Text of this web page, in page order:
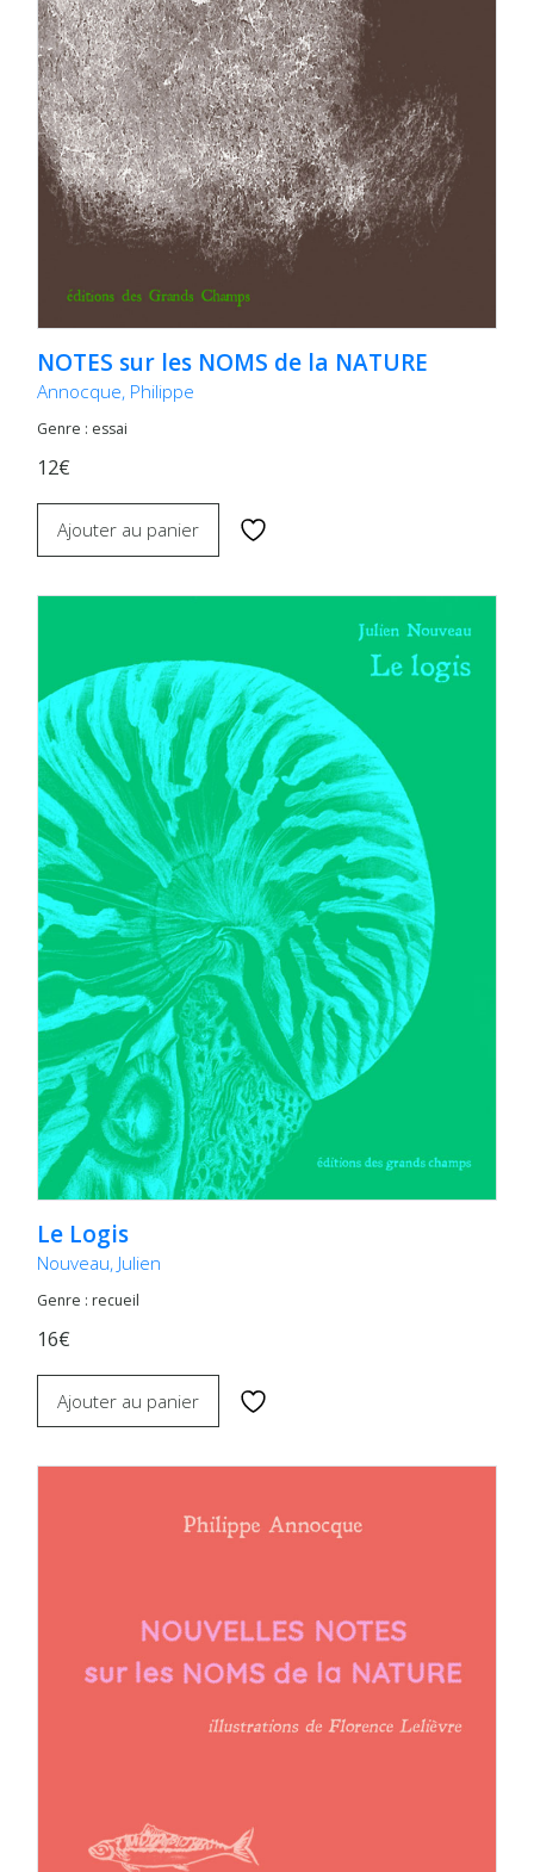
NOTES sur les NOMS de la NATURE
Annocque, Philippe
Genre : essai
12€
Ajouter au panier
Le Logis
Nouveau, Julien
Genre : recueil
16€
Ajouter au panier